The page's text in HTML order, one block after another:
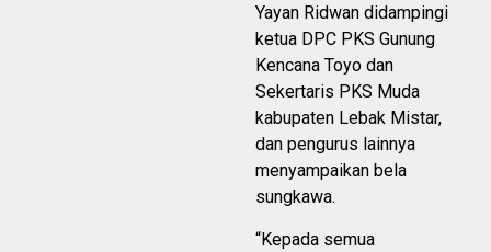
Yayan Ridwan didampingi
ketua DPC PKS Gunung
Kencana Toyo dan
Sekertaris PKS Muda
kabupaten Lebak Mistar,
dan pengurus lainnya
menyampaikan bela
sungkawa.
“Kepada semua